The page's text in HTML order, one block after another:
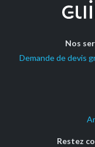
Nos
Demande de devis
Restez